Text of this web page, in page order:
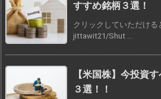
すすめ銘柄３選！
クリックしていただける
jittawit21/Shut ...
【米国株】今投資
３選！！